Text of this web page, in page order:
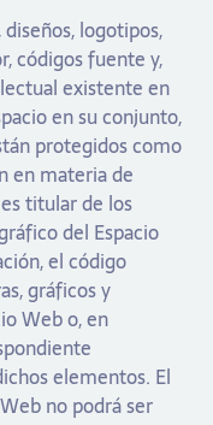
logotipos,
códigos fuente y,
existente en
en su conjunto,
protegidos como
en materia de
titular de los
del Espacio
el código
gráficos y
Web o, en
elementos. El
no podrá ser